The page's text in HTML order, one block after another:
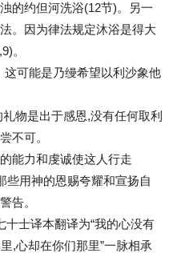
的约但河洗浴(12节)。另一
。因为律法规定沐浴是得大
。
可能是乃缦希望以利沙象他
礼物是出于感恩,没有任何取利
不可。
能力和虔诚使这人行走
些用神的恩赐夸耀和宣扬自
告。
十士译本翻译为“我的心没有
,心却在你们那里”一脉相承